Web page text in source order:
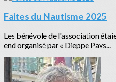
Faites du Nautisme 2025
Les bénévole de l'association
end organisé par « Dieppe Pays...